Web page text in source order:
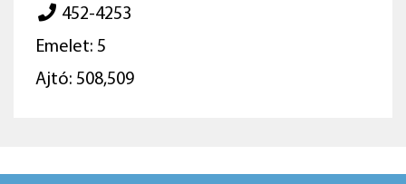
452-4253
Emelet: 5
Ajtó: 508,509